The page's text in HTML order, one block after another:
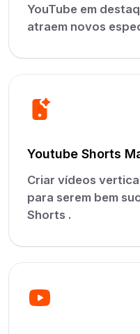
YouTube em
atraem novos
Youtube Shorts
Criar vídeos
para serem bem
Shorts .